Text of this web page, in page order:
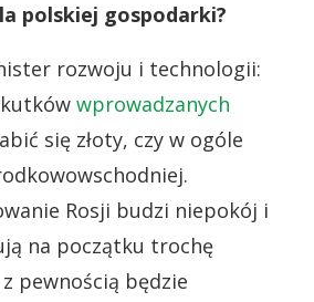
polskiej gospodarki?
rozwoju i technologii:
wprowadzanych
się złoty, czy w ogóle
Rosji budzi niepokój i
na początku trochę
pewnością będzie